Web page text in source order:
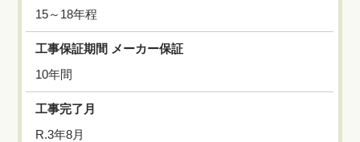
15～18年程
工事保証期間 メーカー保証
10年間
工事完了月
R.3年8月